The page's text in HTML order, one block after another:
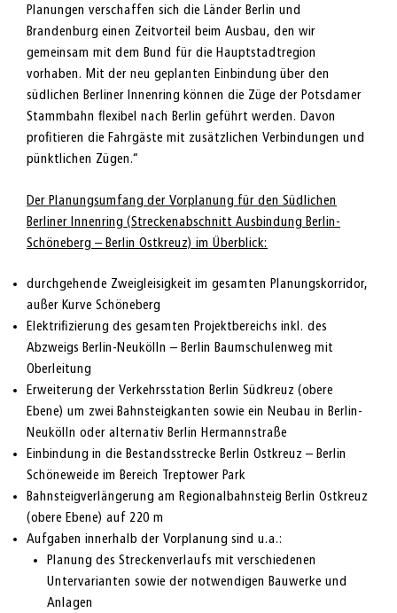
Planungen verschaffen sich die Länder Berlin und
Brandenburg einen Zeitvorteil beim Ausbau, den wir
gemeinsam mit dem Bund für die Hauptstadtregion
vorhaben. Mit der neu geplanten Einbindung über den
südlichen Berliner Innenring können die Züge der Potsdamer
Stammbahn flexibel nach Berlin geführt werden. Davon
profitieren die Fahrgäste mit zusätzlichen Verbindungen und
pünktlichen Zügen.“
Der Planungsumfang der Vorplanung für den Südlichen
Berliner Innenring (Streckenabschnitt Ausbindung Berlin-
Schöneberg – Berlin Ostkreuz) im Überblick:
durchgehende Zweigleisigkeit im gesamten Planungskorridor,
außer Kurve Schöneberg
Elektrifizierung des gesamten Projektbereichs inkl. des
Abzweigs Berlin-Neukölln – Berlin Baumschulenweg mit
Oberleitung
Erweiterung der Verkehrsstation Berlin Südkreuz (obere
Ebene) um zwei Bahnsteigkanten sowie ein Neubau in Berlin-
Neukölln oder alternativ Berlin Hermannstraße
Einbindung in die Bestandsstrecke Berlin Ostkreuz – Berlin
Schöneweide im Bereich Treptower Park
Bahnsteigverlängerung am Regionalbahnsteig Berlin Ostkreuz
(obere Ebene) auf 220 m
Aufgaben innerhalb der Vorplanung sind u.a.:
Planung des Streckenverlaufs mit verschiedenen
Untervarianten sowie der notwendigen Bauwerke und
Anlagen